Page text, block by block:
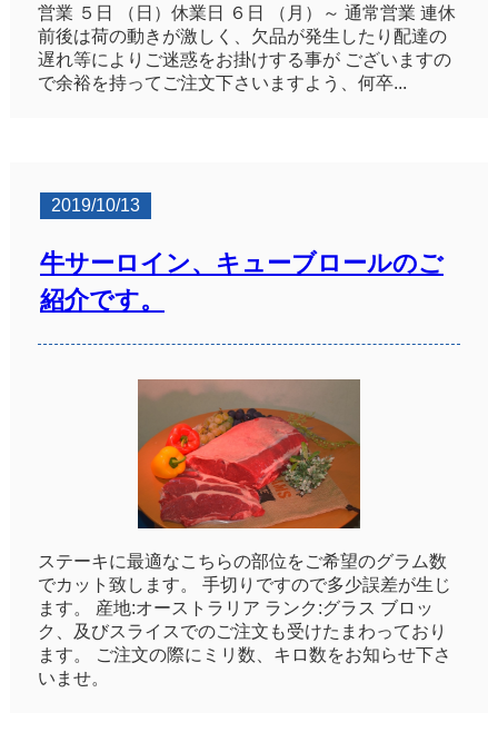
営業 ５日 （日）休業日 ６日 （月）～ 通常営業 連休
前後は荷の動きが激しく、欠品が発生したり配達の
遅れ等によりご迷惑をお掛けする事が ございますの
で余裕を持ってご注文下さいますよう、何卒...
2019/10/13
牛サーロイン、キューブロールのご
紹介です。
ステーキに最適なこちらの部位をご希望のグラム数
でカット致します。 手切りですので多少誤差が生じ
ます。 産地:オーストラリア ランク:グラス ブロッ
ク、及びスライスでのご注文も受けたまわっており
ます。 ご注文の際にミリ数、キロ数をお知らせ下さ
いませ。